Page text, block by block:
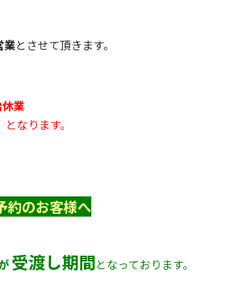
業とさせて頂きます。
業
となります。
約のお客様へ
受渡し期間となっております。